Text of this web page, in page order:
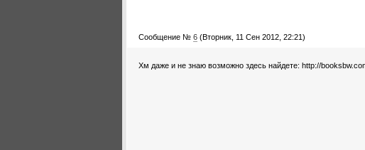
Сообщение № 6 (Вторник, 11 Сен 2012, 22:21)
Хм даже и не знаю возможно здесь найдете: http://